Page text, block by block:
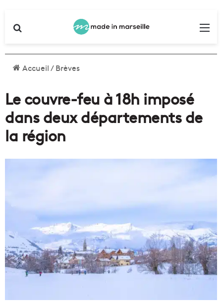
Accueil/Brèves
Le couvre-feu à 18h imposé
dans deux départements de
la région